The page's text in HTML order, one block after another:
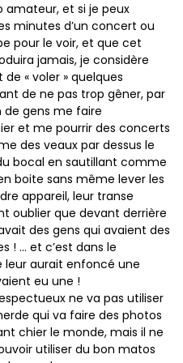
amateur, et si je peux
minutes d’un concert ou
pour le voir, et que cet
jamais, je considère
de « voler » quelques
de ne pas trop gêner, par
de gens me faire
et me pourrir des concerts
des veaux par dessus le
bocal en sautillant comme
boite sans même lever les
appareil, leur transe
oublier que devant derrière
des gens qui avaient des
! … et c’est dans le
aurait enfoncé une
eu une !
ne va pas utiliser
qui va faire des photos
chier le monde, mais il ne
utiliser du bon matos